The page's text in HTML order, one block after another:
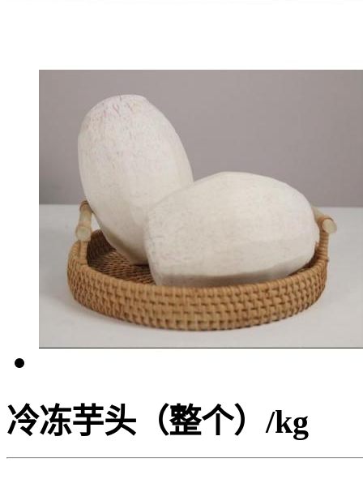
冷冻芋头（整个）/kg